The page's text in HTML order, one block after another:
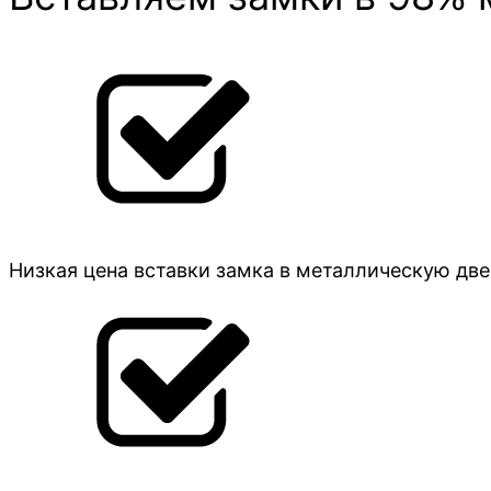
Низкая цена вставки замка в металлическую